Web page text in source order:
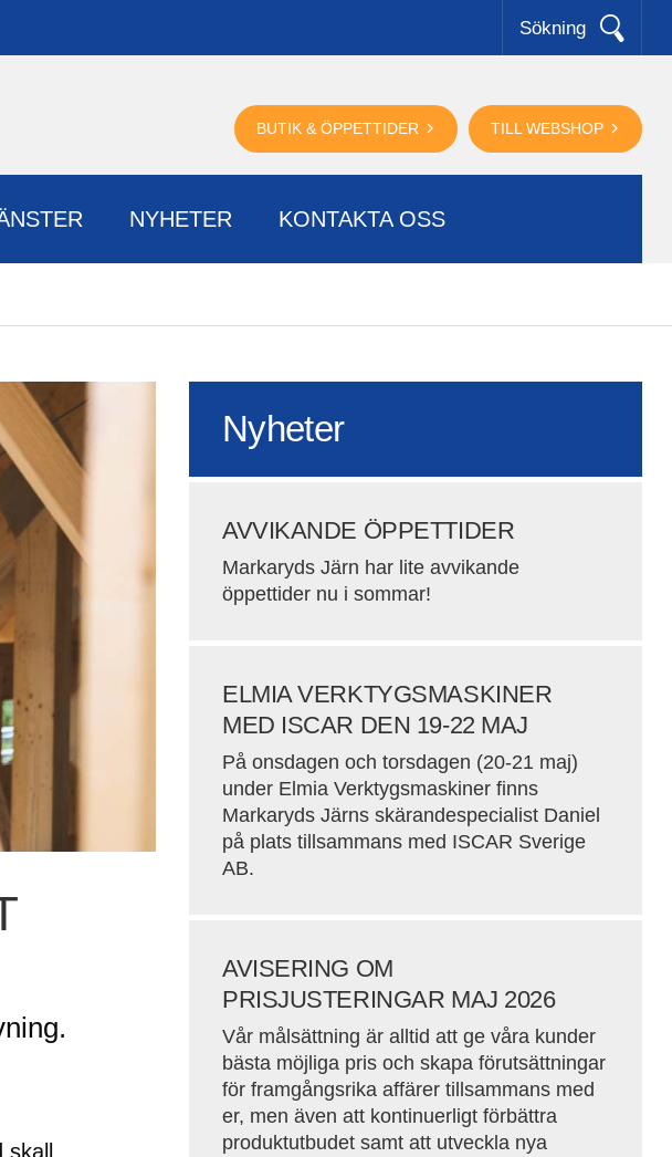
Sökning
TILL WEBSHOP
BUTIK & ÖPPETTIDER
NYHETER KONTAKTA OSS
Nyheter
AVVIKANDE ÖPPETTIDER
Markaryds Järn har lite avvikande
öppettider nu i sommar!
ELMIA VERKTYGSMASKINER
MED ISCAR DEN 19-22 MAJ
På onsdagen och torsdagen (20-21 maj)
under Elmia Verktygsmaskiner finns
Markaryds Järns skärandespecialist Daniel
på plats tillsammans med ISCAR Sverige
AB.
AVISERING OM
PRISJUSTERINGAR MAJ 2026
Vår målsättning är alltid att ge våra kunder
bästa möjliga pris och skapa förutsättningar
för framgångsrika affärer tillsammans med
er, men även att kontinuerligt förbättra
produktutbudet samt att utveckla nya